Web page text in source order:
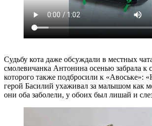
Судьбу кота даже обсуждали в местных
смолевичанка Антонина осенью забрала к
которого также подбросили к «Авоське»:
герой Басилий ухаживал за малышом как
они оба заболели, у обоих был лишай и